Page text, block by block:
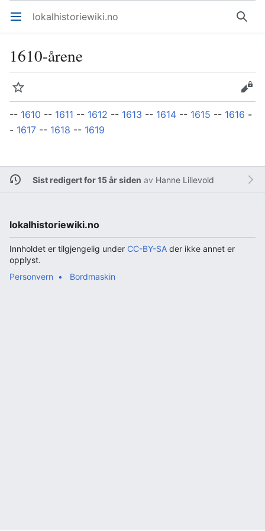
Åpne hovedmenyen lokalhistoriewiki.no Søk
1610-årene
Overvåk
Rediger
-- 1610 -- 1611 -- 1612 -- 1613 -- 1614 -- 1615 -- 1616 -
- 1617 -- 1618 -- 1619
Sist redigert for 15 år siden av Hanne Lillevold
lokalhistoriewiki.no
Innholdet er tilgjengelig under CC-BY-SA der ikke annet er
opplyst.
Personvern
Bordmaskin